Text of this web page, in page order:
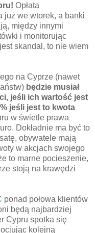
Opłata
już we wtorek, a banki
między innymi
i monitorując
skandal, to nie wiem
na Cyprze (nawet
będzie musiał
jeśli ich wartość jest
jeśli jest to kwota
w świetle prawa
Dokładnie ma być to
obywatele mają
w akcjach swojego
to marne pocieszenie,
stoją na krawędzi
ponad połowa klientów
będą najbardziej
Cypru spotka się
kolejną